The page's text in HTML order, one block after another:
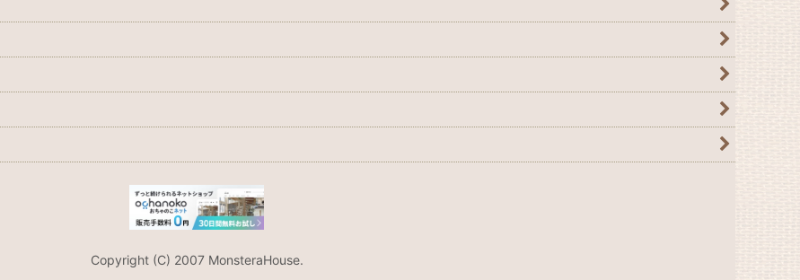
Copyright (C) 2007 MonsteraHouse.